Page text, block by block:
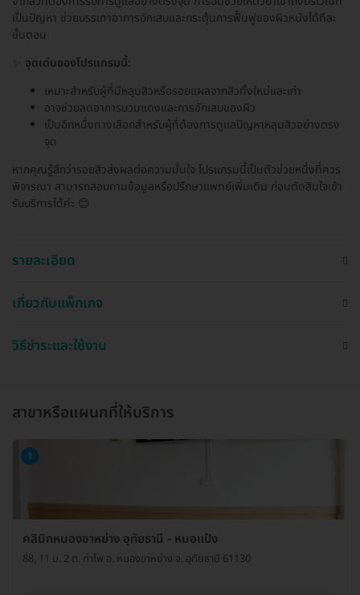
เป็นปัญหา ช่วยบรรเทาอาการอักเสบและกระตุ้นการฟื้นฟูของผิวหนังได้ทีละ
ขั้นตอน
จุดเด่นของโปรแกรมนี้:
เหมาะสำหรับผู้ที่มีหลุมสิวหรือรอยแผลจากสิวทั้งใหม่และเก่า
อาจช่วยลดอาการบวมแดงและการอักเสบของผิว
เป็นอีกหนึ่งทางเลือกสำหรับผู้ที่ต้องการดูแลปัญหาหลุมสิวอย่างตรง
จุด
หากคุณรู้สึกว่ารอยสิวส่งผลต่อความมั่นใจ โปรแกรมนี้เป็นตัวช่วยหนึ่งที่ควร
พิจารณา สามารถสอบถามข้อมูลหรือปรึกษาแพทย์เพิ่มเติม ก่อนตัดสินใจเข้า
รับบริการได้ค่ะ 😊
รายละเอียด
เกี่ยวกับแพ็กเกจ
วิธีชำระและใช้งาน
สาขาหรือแผนกที่ให้บริการ
1
คลินิกหนองขาหย่าง อุทัยธานี - หมอแป้ง
88, 11 ม. 2 ต. ท่าโพ อ. หนองขาหย่าง จ. อุทัยธานี 61130